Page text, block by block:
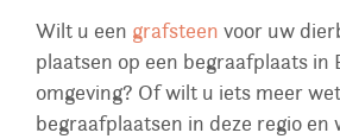
Wilt u een grafsteen voor uw
plaatsen op een begraafplaats in
omgeving? Of wilt u iets meer
begraafplaatsen in deze regio en